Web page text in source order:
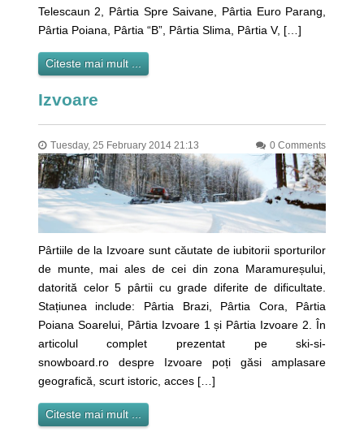
Telescaun 2, Pârtia Spre Saivane, Pârtia Euro Parang,
Pârtia Poiana, Pârtia “B”, Pârtia Slima, Pârtia V, […]
Citeste mai mult ...
Izvoare
Tuesday, 25 February 2014 21:13 0 Comments
Pârtiile de la Izvoare sunt căutate de iubitorii sporturilor
de munte, mai ales de cei din zona Maramureșului,
datorită celor 5 pârtii cu grade diferite de dificultate.
Stațiunea include: Pârtia Brazi, Pârtia Cora, Pârtia
Poiana Soarelui, Pârtia Izvoare 1 și Pârtia Izvoare 2. În
articolul complet prezentat pe ski-si-
snowboard.ro despre Izvoare poți găsi amplasare
geografică, scurt istoric, acces […]
Citeste mai mult ...